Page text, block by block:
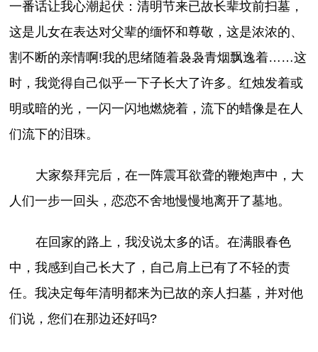
一番话让我心潮起伏：清明节来已故长辈坟前扫墓，
这是儿女在表达对父辈的缅怀和尊敬，这是浓浓的、
割不断的亲情啊!我的思绪随着袅袅青烟飘逸着……这
时，我觉得自己似乎一下子长大了许多。红烛发着或
明或暗的光，一闪一闪地燃烧着，流下的蜡像是在人
们流下的泪珠。
大家祭拜完后，在一阵震耳欲聋的鞭炮声中，大
人们一步一回头，恋恋不舍地慢慢地离开了墓地。
在回家的路上，我没说太多的话。在满眼春色
中，我感到自己长大了，自己肩上已有了不轻的责
任。我决定每年清明都来为已故的亲人扫墓，并对他
们说，您们在那边还好吗?